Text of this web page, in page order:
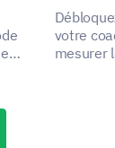
votre
mesurer